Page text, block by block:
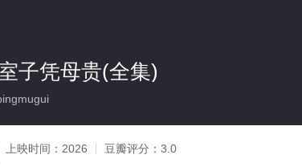
子凭母贵(全集)
上映时间： 2026 豆瓣评分： 3.0